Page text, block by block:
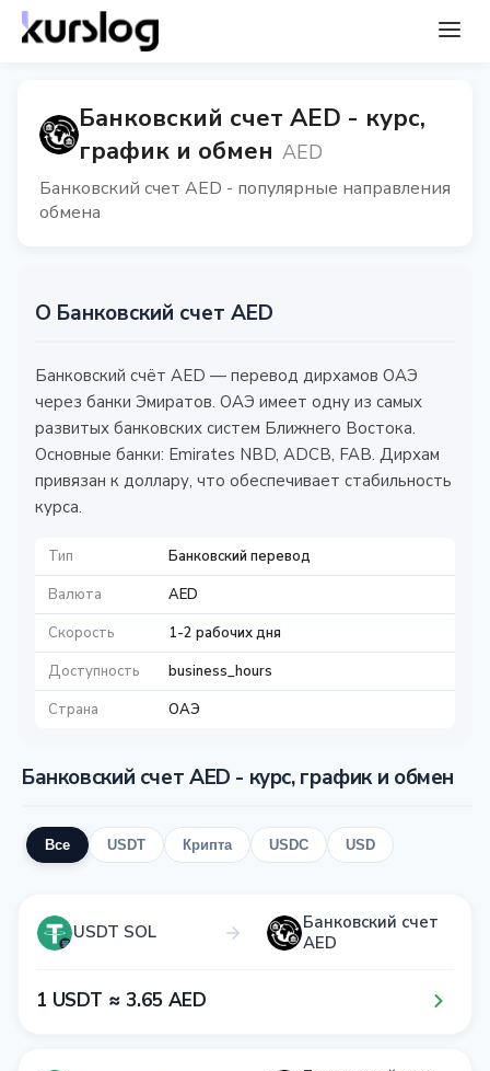
Банковский счет AED - курс,
график и обмен AED
Банковский счет AED - популярные направления
обмена
О Банковский счет AED
Банковский счёт AED — перевод дирхамов ОАЭ
через банки Эмиратов. ОАЭ имеет одну из самых
развитых банковских систем Ближнего Востока.
Основные банки: Emirates NBD, ADCB, FAB. Дирхам
привязан к доллару, что обеспечивает стабильность
курса.
Тип
Банковский перевод
Валюта
AED
Скорость
1-2 рабочих дня
Доступность
business_hours
Страна
ОАЭ
Банковский счет AED - курс, график и обмен
Все USDT Крипта USDC USD
USDT SOL
Банковский счет
AED
1​ USDT ≈ 3​.6​5​ AED